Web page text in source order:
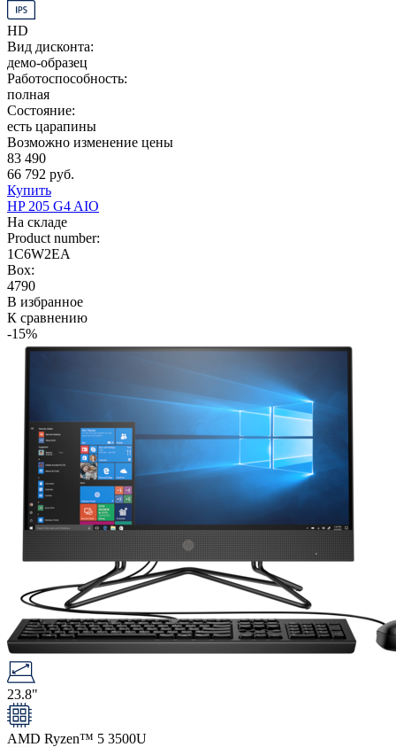
HD
Вид дисконта:
демо-образец
Работоспособность:
полная
Состояние:
есть царапины
Возможно изменение цены
83 490
66 792 руб.
Купить
HP 205 G4 AIO
На складе
Product number:
1C6W2EA
Box:
4790
В избранное
К сравнению
-15%
23.8"
AMD Ryzen™ 5 3500U